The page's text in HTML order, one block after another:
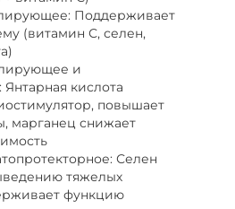
Поддерживает
(витамин С, селен,
и
Янтарная кислота
повышает
марганец снижает
Селен
тяжелых
функцию